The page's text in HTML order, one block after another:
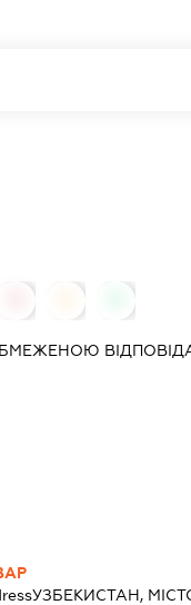
УЗБЕКИСТАН,